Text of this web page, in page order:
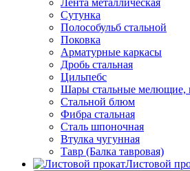
Лента металлическая
Сутунка
Полособульб стальной
Поковка
Арматурные каркасы
Дробь стальная
Цильпебс
Шары стальные мелющие,
Стальной блюм
Фибра стальная
Сталь шпоночная
Втулка чугунная
Тавр (Балка тавровая)
Листовой